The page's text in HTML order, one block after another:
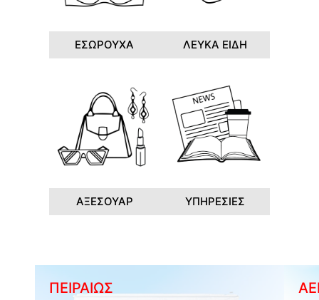
ΕΣΩΡΟΥΧΑ ΛΕΥΚΑ ΕΙΔΗ
ΑΞΕΣΟΥΑΡ ΥΠΗΡΕΣΙΕΣ
ΠΕΙΡΑΙΩΣ